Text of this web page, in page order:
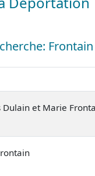
Frontain
Dulain et Marie